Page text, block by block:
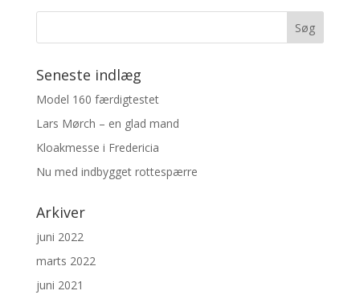
Seneste indlæg
Model 160 færdigtestet
Lars Mørch – en glad mand
Kloakmesse i Fredericia
Nu med indbygget rottespærre
Arkiver
juni 2022
marts 2022
juni 2021